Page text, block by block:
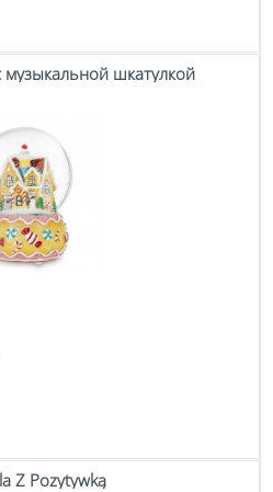
шкатулкой
Z Pozytywką